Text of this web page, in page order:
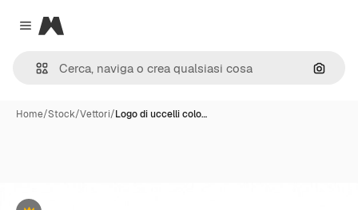
Close menu
Magnific
Cerca
Home/Stock/Vettori/Logo di uccelli colo…